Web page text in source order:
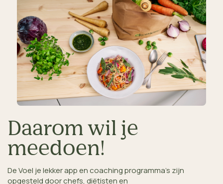
Daarom wil je
meedoen!
De Voel je lekker app en coaching programma's zijn
opgesteld door chefs, diëtisten en